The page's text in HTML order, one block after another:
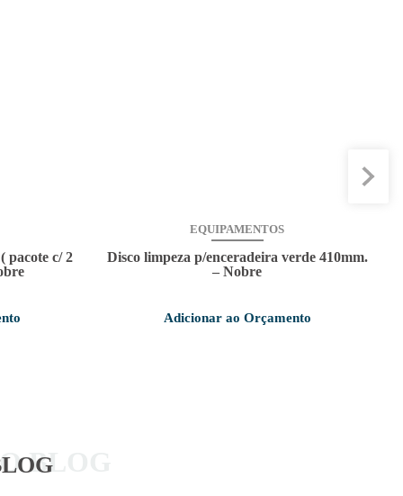
pacote c/ 2
EQUIPAMENTOS
Disco limpeza p/enceradeira verde 410mm.
– Nobre
Adicionar ao Orçamento
BLOG